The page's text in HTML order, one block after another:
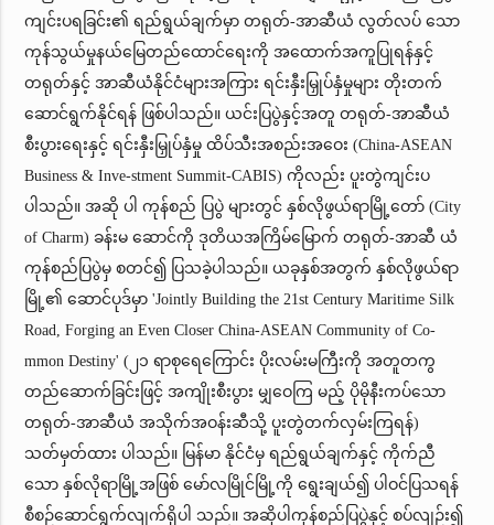
ကျင်းပရခြင်း၏ ရည်ရွယ်ချက်မှာ တရုတ်-အာဆီယံ လွတ်လပ် သော
ကုန်သွယ်မှုနယ်မြေတည်ထောင်ရေးကို အထောက်အကူပြုရန်နှင့်
တရုတ်နှင့် အာဆီယံနိုင်ငံများအကြား ရင်းနှီးမြှုပ်နှံမှုများ တိုးတက်
ဆောင်ရွက်နိုင်ရန် ဖြစ်ပါသည်။ ယင်းပြပွဲနှင့်အတူ တရုတ်-အာဆီယံ
စီးပွားရေးနှင့် ရင်းနှီးမြှုပ်နှံမှု ထိပ်သီးအစည်းအဝေး (China-ASEAN
Business & Inve-stment Summit-CABIS) ကိုလည်း ပူးတွဲကျင်းပ
ပါသည်။ အဆို ပါ ကုန်စည် ပြပွဲ များတွင် နှစ်လိုဖွယ်ရာမြို့တော် (City
of Charm) ခန်းမ ဆောင်ကို ဒုတိယအကြိမ်မြောက် တရုတ်-အာဆီ ယံ
ကုန်စည်ပြပွဲမှ စတင်၍ ပြသခဲ့ပါသည်။ ယခုနှစ်အတွက် နှစ်လိုဖွယ်ရာ
မြို့၏ ဆောင်ပုဒ်မှာ 'Jointly Building the 21st Century Maritime Silk
Road, Forging an Even Closer China-ASEAN Community of Co-
mmon Destiny' (၂၁ ရာစုရေကြောင်း ပိုးလမ်းမကြီးကို အတူတကွ
တည်ဆောက်ခြင်းဖြင့် အကျိုးစီးပွား မျှဝေကြ မည့် ပိုမိုနီးကပ်သော
တရုတ်-အာဆီယံ အသိုက်အဝန်းဆီသို့ ပူးတွဲတက်လှမ်းကြရန်)
သတ်မှတ်ထား ပါသည်။ မြန်မာ နိုင်ငံမှ ရည်ရွယ်ချက်နှင့် ကိုက်ညီ
သော နှစ်လိုရာမြို့အဖြစ် မော်လမြိုင်မြို့ကို ရွေးချယ်၍ ပါဝင်ပြသရန်
စီစဉ်ဆောင်ရွက်လျက်ရှိပါ သည်။ အဆိုပါကုန်စည်ပြပွဲနှင့် စပ်လျဉ်း၍